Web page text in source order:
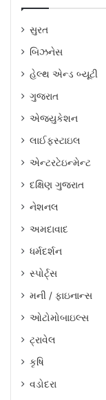
સુરત
બિઝનેસ
હેલ્થ એન્ડ બ્યૂટી
ગુજરાત
એજ્યુકેશન
લાઈફસ્ટાઇલ
એન્ટરટેઇન્મેન્ટ
દક્ષિણ ગુજરાત
નેશનલ
અમદાવાદ
ધર્મદર્શન
સ્પોર્ટ્સ
મની / ફાઇનાન્સ
ઓટોમોબાઇલ્સ
ટ્રાવેલ
કૃષિ
વડોદરા